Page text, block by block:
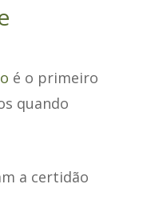
é o primeiro
quando
a certidão